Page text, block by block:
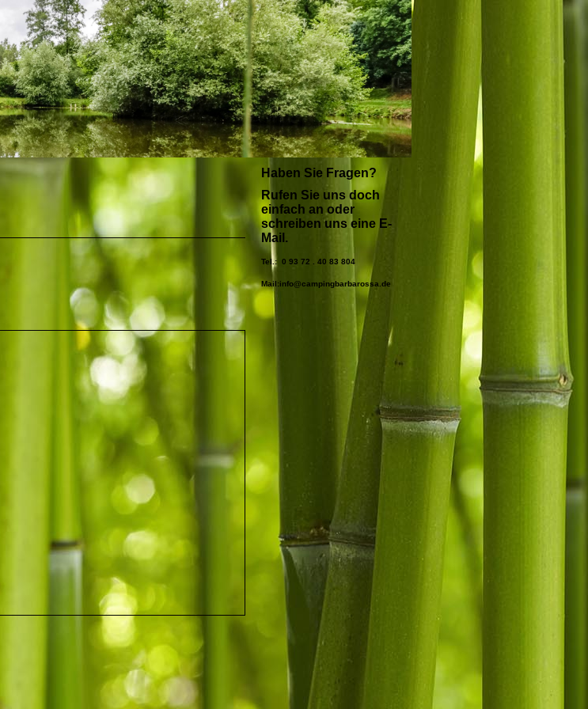
Haben Sie Fragen?
Rufen Sie uns doch
einfach an oder
schreiben uns eine E-
Mail.
Tel.: 0 93 72 . 40 83 804
Mail:info@campingbarbarossa.de